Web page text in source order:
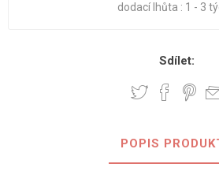
dodací lhůta : 1 - 3
Sdílet:
POPIS